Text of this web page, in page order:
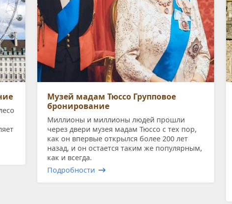
Музей мадам Тюссо Групповое
бронирование
Миллионы и миллионы людей прошли
через двери музея мадам Тюссо с тех пор,
как он впервые открылся более 200 лет
назад, и он остается таким же популярным,
как и всегда.
Подробности